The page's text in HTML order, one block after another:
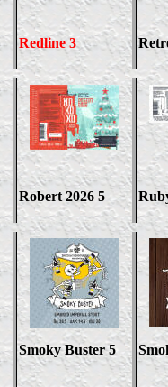
Redline 3
Robert 2026 5
Smoky Buster 5